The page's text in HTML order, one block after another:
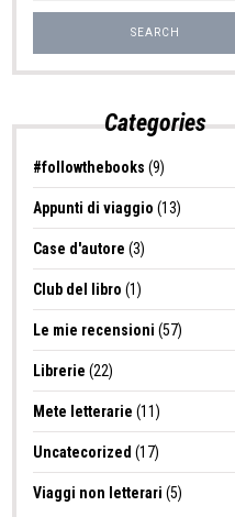
Categories
#followthebooks (9)
Appunti di viaggio (13)
Case d'autore (3)
Club del libro (1)
Le mie recensioni (57)
Librerie (22)
Mete letterarie (11)
Uncatecorized (17)
Viaggi non letterari (5)